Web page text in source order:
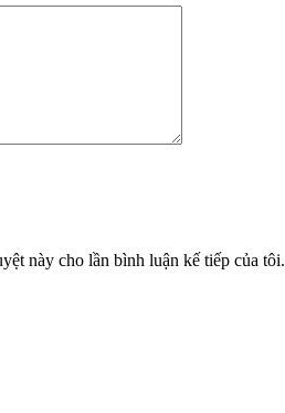
này cho lần bình luận kế tiếp của tôi.